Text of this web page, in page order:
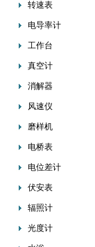
转速表
电导率计
工作台
真空计
消解器
风速仪
磨样机
电桥表
电位差计
伏安表
辐照计
光度计